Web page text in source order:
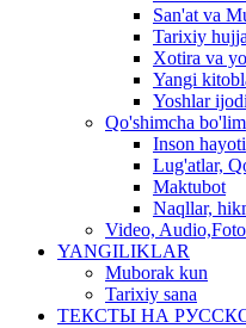
San'at va
Tarixiy
Xotira va
Yangi
Yoshlar ijodi
Qo'shimcha bo'lim
Inson hayoti
Lug'atlar,
Maktubot
Naqllar,
Video, Audio,Foto
YANGILIKLAR
Muborak kun
Tarixiy sana
ТЕКСТЫ НА